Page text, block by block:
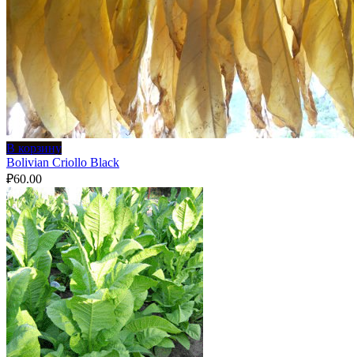
В корзину
Bolivian Criollo Black
₽60.00